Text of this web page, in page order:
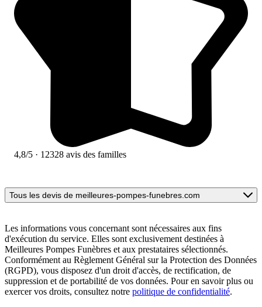
4,8/5 · 12328 avis des familles
Tous les devis de meilleures-pompes-funebres.com
Les informations vous concernant sont nécessaires aux fins
d'exécution du service. Elles sont exclusivement destinées à
Meilleures Pompes Funèbres et aux prestataires sélectionnés.
Conformément au Règlement Général sur la Protection des Données
(RGPD), vous disposez d'un droit d'accès, de rectification, de
suppression et de portabilité de vos données. Pour en savoir plus ou
exercer vos droits, consultez notre politique de confidentialité.